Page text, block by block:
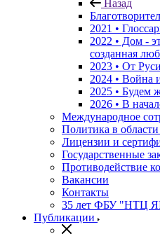
Назад
2021 •
2022 • Дом -
созданная
2023 • От
2024 • Война
2025 • Будем
2026 • В
Международное
Политика в области
Лицензии и
Государственные
Противодействие
Вакансии
Контакты
35 лет ФБУ "НТЦ
Публикации